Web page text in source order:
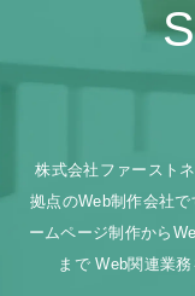
株式会社ファースト
拠点のWeb制作会社で
ームページ制作から
まで Web関連業